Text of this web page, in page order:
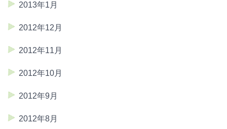
2013年1月
2012年12月
2012年11月
2012年10月
2012年9月
2012年8月